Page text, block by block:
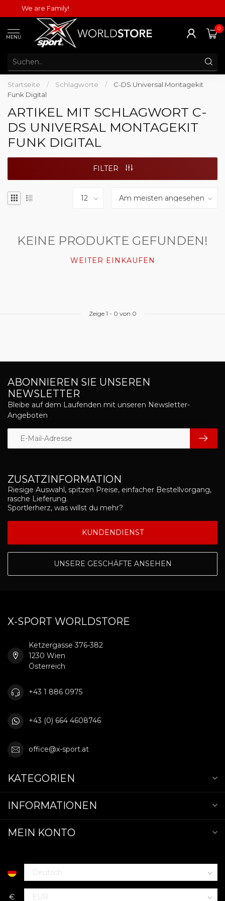
We are Family!
MENU
0
Startseite / Schlagworte /
C-DS Universal Montagekit
Funk Digital
ARTIKEL MIT SCHLAGWORT C-
DS UNIVERSAL MONTAGEKIT
FUNK DIGITAL
FILTER
KEINE PRODUKTE GEFUNDEN!
WEITER EINKAUFEN
Zeige 1 - 0 von 0
ZUSATZINFORMATION
Riesige Auswahl, spitzen Preise, einfacher Bestellvorgang,
rasche Lieferung.
Sportlerherz, was willst du mehr?
KUNDENDIENST
UNSERE GESCHÄFTE ANSEHEN
ABONNIEREN SIE UNSEREN
NEWSLETTER
Bleibe auf dem Laufenden mit unseren Newsletter-
Angeboten
X-SPORT WORLDSTORE
Ketzergasse 376-382
1230 Wien
Österreich
+43 1 886 0975
+43 (0) 664 4608746
office@x-sport.at
KATEGORIEN
INFORMATIONEN
MEIN KONTO
€